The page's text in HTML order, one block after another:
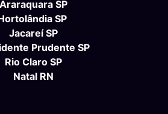
Araraquara SP
SP
Jacareí SP
Prudente SP
Rio Claro SP
Natal RN